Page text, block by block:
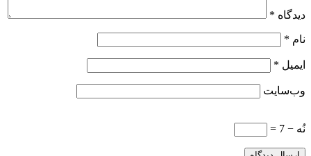
دیدگاه *
نام *
ایمیل *
وب‌سایت
نُه − 7 =